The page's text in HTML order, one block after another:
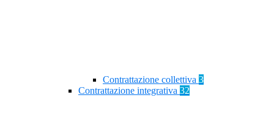
Contrattazione collettiva 3
Contrattazione integrativa 32